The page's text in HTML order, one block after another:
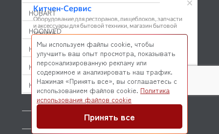
HOBART
HOONVED
HORECA-SELECT
HOSHIZAKI
HOUNO
HUALIAN (HMR)
© 2026 Kitchen-Service.com Интернет-магазин запчастей
и оборудования профессиональной кухни
Мы используем файлы cookie, чтобы
улучшить ваш опыт просмотра, показывать
персонализированную рекламу или
содержимое и анализировать наш трафик.
Нажимая «Принять все», вы соглашаетесь с
использованием файлов cookie. Политика
использования файлов cookie
Принять все